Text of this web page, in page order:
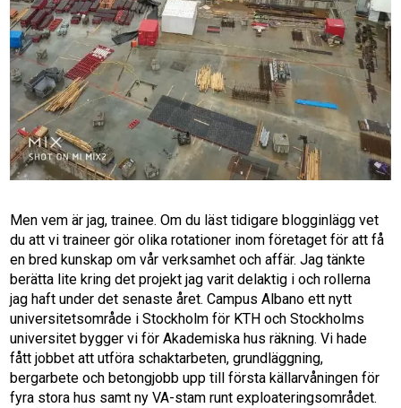
Men vem är jag, trainee. Om du läst tidigare blogginlägg vet
du att vi traineer gör olika rotationer inom företaget för att få
en bred kunskap om vår verksamhet och affär. Jag tänkte
berätta lite kring det projekt jag varit delaktig i och rollerna
jag haft under det senaste året. Campus Albano ett nytt
universitetsområde i Stockholm för KTH och Stockholms
universitet bygger vi för Akademiska hus räkning. Vi hade
fått jobbet att utföra schaktarbeten, grundläggning,
bergarbete och betongjobb upp till första källarvåningen för
fyra stora hus samt ny VA-stam runt exploateringsområdet.